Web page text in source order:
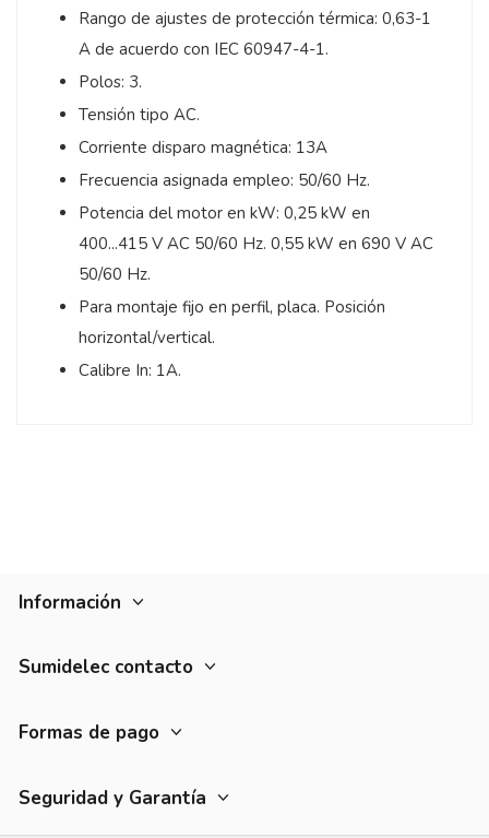
Rango de ajustes de protección térmica: 0,63-1
A de acuerdo con IEC 60947-4-1.
Polos: 3.
Tensión tipo AC.
Corriente disparo magnética: 13A
Frecuencia asignada empleo: 50/60 Hz.
Potencia del motor en kW: 0,25 kW en
400...415 V AC 50/60 Hz. 0,55 kW en 690 V AC
50/60 Hz.
Para montaje fijo en perfil, placa. Posición
horizontal/vertical.
Calibre In: 1A.
Información
Sumidelec contacto
Formas de pago
Seguridad y Garantía